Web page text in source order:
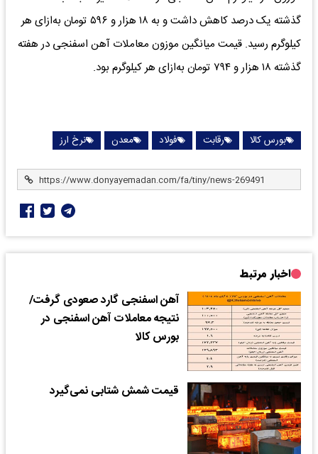
گذشته یک درصد کاهش داشت و به ۱۸ هزار و ۵۹۶ تومان به‌ازای هر
کیلوگرم رسید. قیمت میانگین موزون معاملات آهن اسفنجی در هفته
گذشته ۱۸ هزار و ۷۹۴ تومان به‌ازای هر کیلوگرم بود.
بورس کالا رقابت فولاد معدن نرخ ارز
اخبار مرتبط
آهن اسفنجی گارد صعودی گرفت/
نتیجه معاملات آهن اسفنجی در
بورس کالا
قیمت شمش شتابی نمی‌گیرد